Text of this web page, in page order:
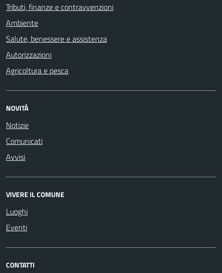
Tributi, finanze e contravvenzioni
Ambiente
Salute, benessere e assistenza
Autorizzazioni
Agricoltura e pesca
NOVITÀ
Notizie
Comunicati
Avvisi
VIVERE IL COMUNE
Luoghi
Eventi
CONTATTI